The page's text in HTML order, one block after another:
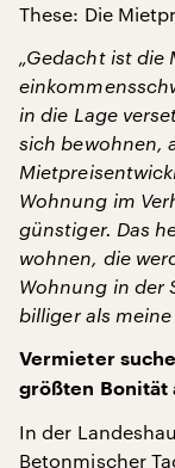
These: Die
„Gedacht ist die
in die Lage
sich bewohnen,
Wohnung im
günstiger. Das
wohnen, die
Wohnung in der
billiger als meine
Vermieter
größten Bonität
In der
Betonmischer